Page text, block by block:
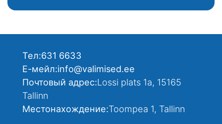
Тел:631 6633
Е-мейл:info@valimised.ee
Почтовый адрес:Lossi plats 1a, 15165
Tallinn
Местонахождение:Toompea 1, Tallinn